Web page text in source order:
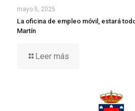
mayo 5, 2025
La oficina de empleo móvil, estará
Martín
Leer más